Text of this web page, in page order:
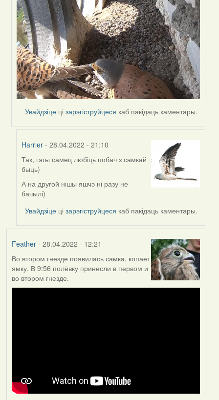
Увайдзіце цізарэгіструйцеся каб пакідаць каментары.
Harrier - 28.04.2022 - 21:10
In
reply
to
by
Так, гэты самец любіць побач з самкай
быць)
А на другой нішы яшчэ ні разу не
бачылі)
Увайдзіце цізарэгіструйцеся каб пакідаць каментары.
Feather- 28.04.2022 - 12:21
Во втором гнезде появилась самка, копает
ямку. В 9:56 полёвку принесли в первом и
во втором гнезде.